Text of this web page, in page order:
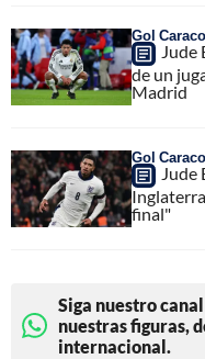
Gol
Jude
de un
Madrid
Gol
Jude
final"
Siga nuestro
nuestras figuras,
internacional.